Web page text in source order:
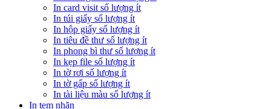
In card visit số lượng ít
In túi giấy số lượng ít
In hộp giấy số lượng ít
In tiêu đề thư số lượng ít
In phong bì thư số lượng ít
In kẹp file số lượng ít
In tờ rơi số lượng ít
In tờ gấp số lượng ít
In tài liệu màu số lượng ít
In tem nhãn